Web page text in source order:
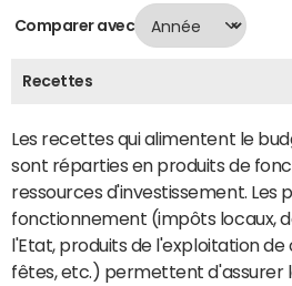
Comparer avec
Recettes
Les recettes qui alimentent le
sont réparties en produits de
ressources d'investissement. Les
fonctionnement (impôts locaux,
l'Etat, produits de l'exploitation de
fêtes, etc.) permettent d'assurer